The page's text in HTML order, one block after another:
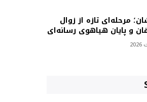
مرحله‌ای تازه از زوال
و پایان هیاهوی رسانه‌ای